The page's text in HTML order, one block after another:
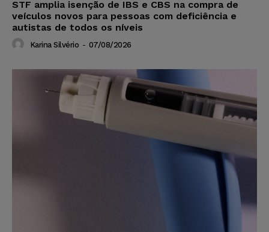
STF amplia isenção de IBS e CBS na compra de
veículos novos para pessoas com deficiência e
autistas de todos os níveis
Karina Silvério - 07/08/2026